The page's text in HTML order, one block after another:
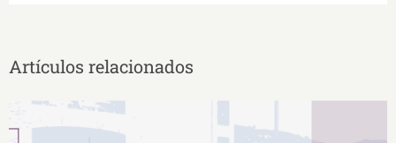
Artículos relacionados